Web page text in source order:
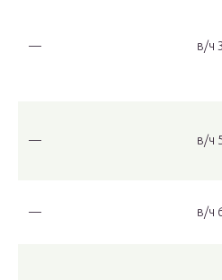
— в/ч
— в/ч
— в/ч